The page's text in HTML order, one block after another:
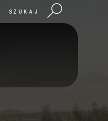
SZUKAJ